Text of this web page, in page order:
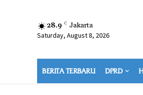
28.9 C Jakarta
Saturday, August 8, 2026
BERITA TERBARU DPRD